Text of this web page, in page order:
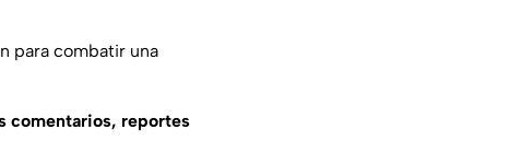
para combatir una
comentarios, reportes